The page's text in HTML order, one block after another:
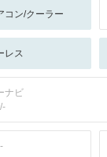
コン/クーラー
レス
ナビ